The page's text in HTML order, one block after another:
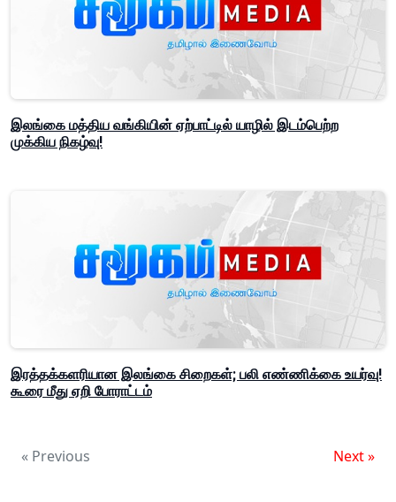
இலங்கை மத்திய வங்கியின் ஏற்பாட்டில் யாழில் இடம்பெற்ற
முக்கிய நிகழ்வு!
இரத்தக்களரியான இலங்கை சிறைகள்; பலி எண்ணிக்கை உயர்வு!
கூரை மீது ஏறி போராட்டம்
« Previous Next »